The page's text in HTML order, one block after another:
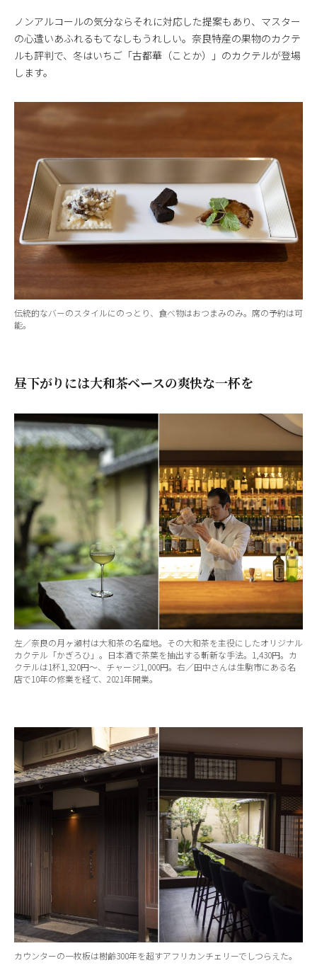
ノンアルコールの気分ならそれに対応した提案もあり、マスター
の心遣いあふれるもてなしもうれしい。奈良特産の果物のカクテ
ルも評判で、冬はいちご「古都華（ことか）」のカクテルが登場
します。
伝統的なバーのスタイルにのっとり、食べ物はおつまみのみ。席の予約は可
能。
昼下がりには大和茶ベースの爽快な一杯を
左／奈良の月ヶ瀬村は大和茶の名産地。その大和茶を主役にしたオリジナル
カクテル「かぎろひ」。日本酒で茶葉を抽出する斬新な手法。1,430円。カ
クテルは1杯1,320円～、チャージ1,000円。右／田中さんは生駒市にある名
店で10年の修業を経て、2021年開業。
カウンターの一枚板は樹齢300年を超すアフリカンチェリーでしつらえた。